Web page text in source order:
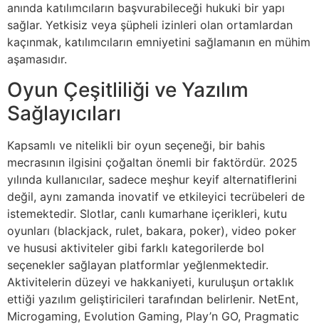
anında katılımcıların başvurabileceği hukuki bir yapı
sağlar. Yetkisiz veya şüpheli izinleri olan ortamlardan
kaçınmak, katılımcıların emniyetini sağlamanın en mühim
aşamasıdır.
Oyun Çeşitliliği ve Yazılım
Sağlayıcıları
Kapsamlı ve nitelikli bir oyun seçeneği, bir bahis
mecrasının ilgisini çoğaltan önemli bir faktördür. 2025
yılında kullanıcılar, sadece meşhur keyif alternatiflerini
değil, aynı zamanda inovatif ve etkileyici tecrübeleri de
istemektedir. Slotlar, canlı kumarhane içerikleri, kutu
oyunları (blackjack, rulet, bakara, poker), video poker
ve hususi aktiviteler gibi farklı kategorilerde bol
seçenekler sağlayan platformlar yeğlenmektedir.
Aktivitelerin düzeyi ve hakkaniyeti, kuruluşun ortaklık
ettiği yazılım geliştiricileri tarafından belirlenir. NetEnt,
Microgaming, Evolution Gaming, Play’n GO, Pragmatic